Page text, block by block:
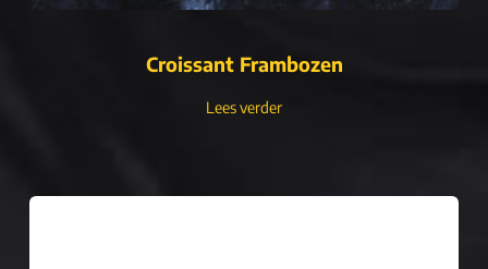
Croissant Frambozen
Lees verder